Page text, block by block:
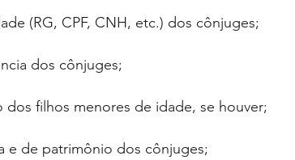
(RG, CPF, CNH, etc.) dos cônjuges;
dos cônjuges;
filhos menores de idade, se houver;
e de patrimônio dos cônjuges;